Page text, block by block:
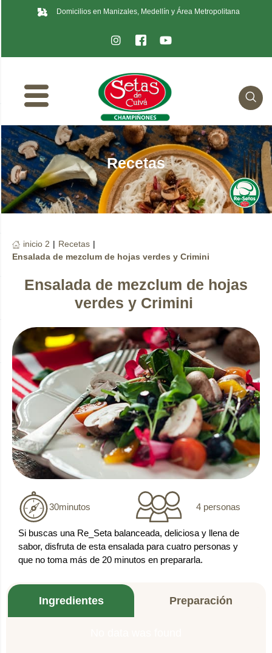
Domicilios en Manizales, Medellín y Área Metropolitana
Recetas
inicio 2 | Recetas |
Ensalada de mezclum de hojas verdes y Crimini
Ensalada de mezclum de hojas
verdes y Crimini
30minutos 4 personas
Si buscas una Re_Seta balanceada, deliciosa y llena de
sabor, disfruta de esta ensalada para cuatro personas y
que no toma más de 20 minutos en prepararla.
Ingredientes Preparación